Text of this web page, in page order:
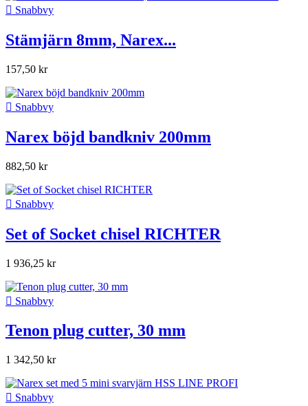
 Snabbvy
Stämjärn 8mm, Narex...
157,50 kr
 Snabbvy
Narex böjd bandkniv 200mm
882,50 kr
 Snabbvy
Set of Socket chisel RICHTER
1 936,25 kr
 Snabbvy
Tenon plug cutter, 30 mm
1 342,50 kr
 Snabbvy